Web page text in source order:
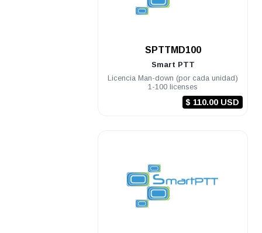
SPTTMD100
Smart PTT
Licencia Man-down (por cada unidad)
1-100 licenses
$ 110.00 USD